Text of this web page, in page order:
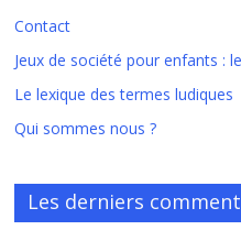
Contact
Jeux de société pour enfants :
Le lexique des termes ludiques
Qui sommes nous ?
Les derniers